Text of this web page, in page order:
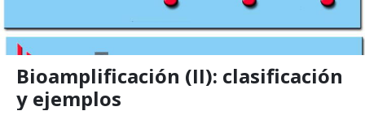
Bioamplificación (II): clasificación
y ejemplos